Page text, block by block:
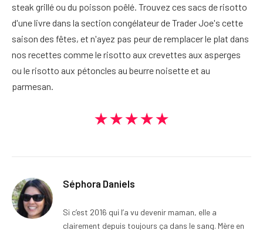
steak grillé ou du poisson poêlé. Trouvez ces sacs de risotto
d'une livre dans la section congélateur de Trader Joe's cette
saison des fêtes, et n'ayez pas peur de remplacer le plat dans
nos recettes comme le risotto aux crevettes aux asperges
ou le risotto aux pétoncles au beurre noisette et au
parmesan.
★★★★★
Séphora Daniels
Si c’est 2016 qui l’a vu devenir maman, elle a
clairement depuis toujours ça dans le sang. Mère en